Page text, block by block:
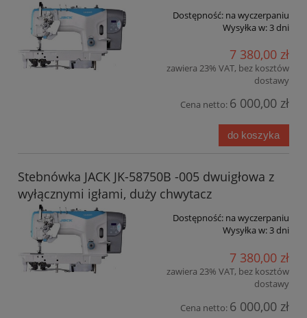
Dostępność: na wyczerpaniu
Wysyłka w:3 dni
7 380,00 zł
zawiera 23% VAT, bez kosztów
dostawy
Cena netto: 6 000,00 zł
do koszyka
Stebnówka JACK JK-58750B -005 dwuigłowa z
wyłącznymi igłami, duży chwytacz
Dostępność: na wyczerpaniu
Wysyłka w:3 dni
7 380,00 zł
zawiera 23% VAT, bez kosztów
dostawy
Cena netto: 6 000,00 zł